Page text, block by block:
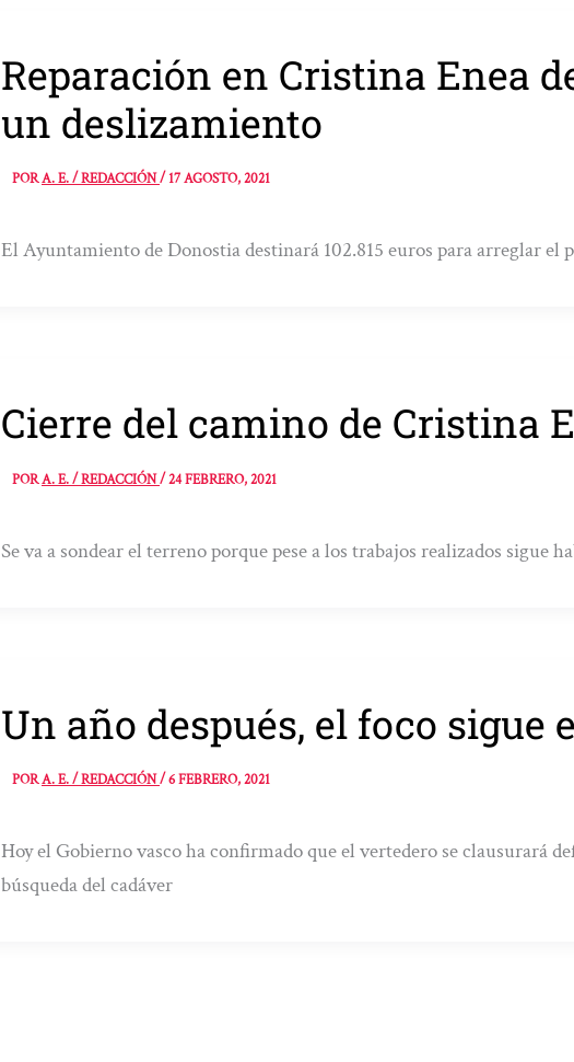
Reparación en Cristina Enea
un deslizamiento
PORA. E. / REDACCIÓN/17 AGOSTO, 2021
El Ayuntamiento de Donostia destinará 102.815 euros para arreglar el
Cierre del camino de Cristina
PORA. E. / REDACCIÓN/24 FEBRERO, 2021
Se va a sondear el terreno porque pese a los trabajos realizados sigue
Un año después, el foco sigue
PORA. E. / REDACCIÓN/6 FEBRERO, 2021
Hoy el Gobierno vasco ha confirmado que el vertedero se clausurará
búsqueda del cadáver